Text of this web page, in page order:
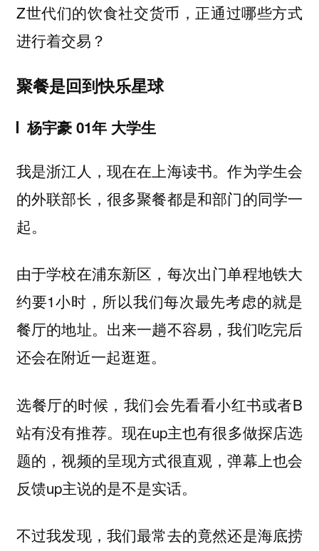
Z世代们的饮食社交货币，正通过哪些方式
进行着交易？
聚餐是回到快乐星球
杨宇豪 01年 大学生
我是浙江人，现在在上海读书。作为学生会
的外联部长，很多聚餐都是和部门的同学一
起。
由于学校在浦东新区，每次出门单程地铁大
约要1小时，所以我们每次最先考虑的就是
餐厅的地址。出来一趟不容易，我们吃完后
还会在附近一起逛逛。
选餐厅的时候，我们会先看看小红书或者B
站有没有推荐。现在up主也有很多做探店选
题的，视频的呈现方式很直观，弹幕上也会
反馈up主说的是不是实话。
不过我发现，我们最常去的竟然还是海底捞